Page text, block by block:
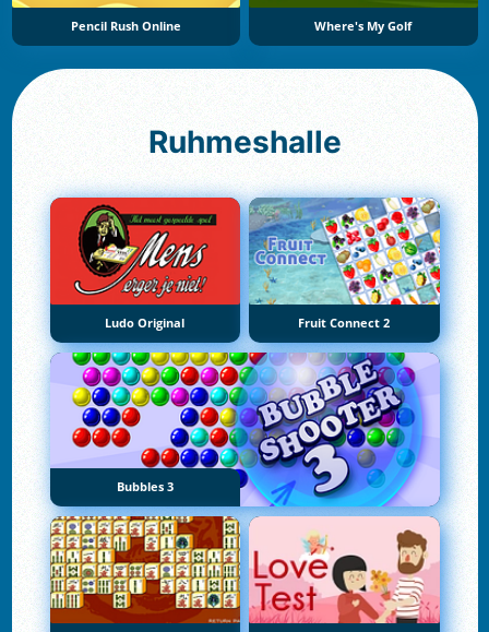
Pencil Rush Online Where's My Golf
Ruhmeshalle
Ludo Original Fruit Connect 2
Bubbles 3